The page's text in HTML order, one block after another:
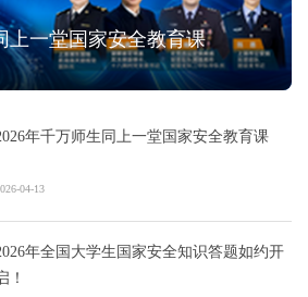
上一堂国家安全教育课
年千万师生同上一堂国家安全教育课
04-13
年全国大学生国家安全知识答题如约开
！